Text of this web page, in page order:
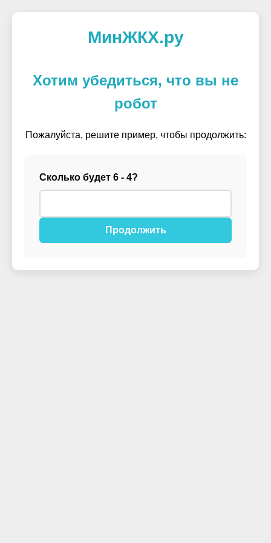
МинЖКХ.ру
Хотим убедиться, что вы не
робот
Пожалуйста, решите пример, чтобы продолжить:
Сколько будет 6 - 4?
Продолжить